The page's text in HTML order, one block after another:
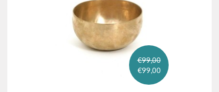
€99,00
€99,00